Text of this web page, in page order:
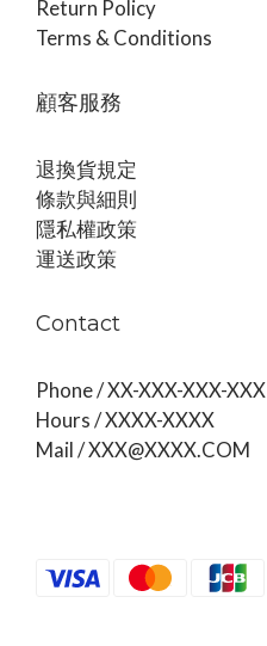
Return Policy
Terms & Conditions
顧客服務
退換貨規定
條款與細則
隱私權政策
運送政策
Contact
Phone / XX-XXX-XXX-XXX
Hours / XXXX-XXXX
Mail / XXX@XXXX.COM